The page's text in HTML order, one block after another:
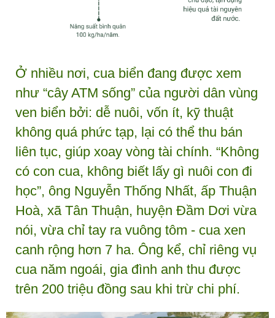
Ở nhiều nơi, cua biển đang được xem
như “cây ATM sống” của người dân vùng
ven biển bởi: dễ nuôi, vốn ít, kỹ thuật
không quá phức tạp, lại có thể thu bán
liên tục, giúp xoay vòng tài chính. “Không
có con cua, không biết lấy gì nuôi con đi
học”, ông Nguyễn Thống Nhất, ấp Thuận
Hoà, xã Tân Thuận, huyện Đầm Dơi vừa
nói, vừa chỉ tay ra vuông tôm - cua xen
canh rộng hơn 7 ha. Ông kể, chỉ riêng vụ
cua năm ngoái, gia đình anh thu được
trên 200 triệu đồng sau khi trừ chi phí.